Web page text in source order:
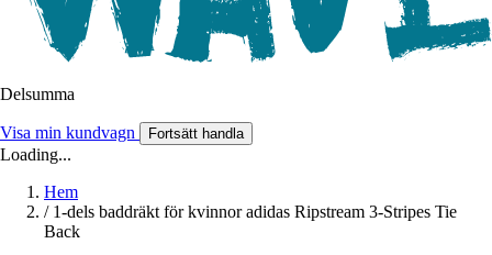
Delsumma
Visa min kundvagn Fortsätt handla
Loading...
Hem
/ 1-dels baddräkt för kvinnor adidas Ripstream 3-Stripes Tie
Back